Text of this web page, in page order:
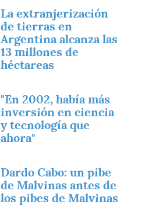
La extranjerización
de tierras en
Argentina alcanza las
13 millones de
héctareas
"En 2002, había más
inversión en ciencia
y tecnología que
ahora"
Dardo Cabo: un pibe
de Malvinas antes de
los pibes de Malvinas